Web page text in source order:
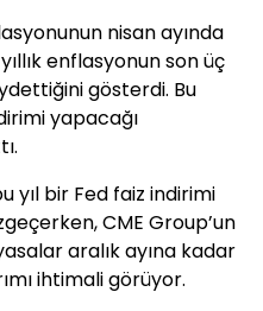
nisan ayında
enflasyonun son üç
gösterdi. Bu
yapacağı
yıl bir Fed faiz indirimi
CME Group’un
aralık ayına kadar
ihtimali görüyor.